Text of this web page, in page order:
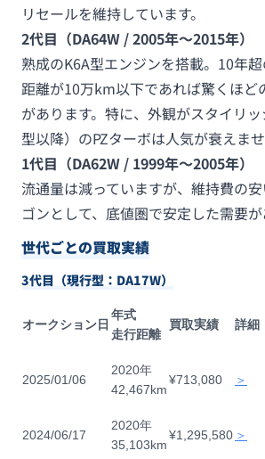
リセールを維持しています。
2代目（DA64W / 2005年〜2015年）
熟成のK6A型エンジンを搭載。10年
距離が10万km以下であれば驚くほど
があります。特に、外観がスタイリ
型以降）のPZターボは人気が衰えませ
1代目（DA62W / 1999年〜2005年）
流通量は減っていますが、維持費の
ゴンとして、底値圏で安定した需要が
世代ごとの買取実績
3代目（現行型：DA17W）
オークション日
年式
走行距離
買取実績 詳細
2025/01/06
2020年
42,467km
¥713,080 ＞
2024/06/17
2020年
35,103km
¥1,295,580 ＞